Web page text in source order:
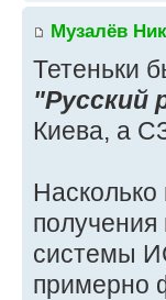
Музалёв
Тетеньки
"Русский
Киева, а
системы
примерно